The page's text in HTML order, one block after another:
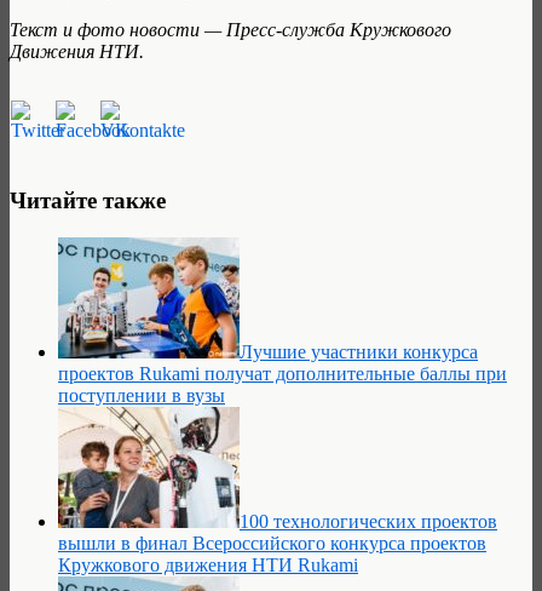
Текст и фото новости — Пресс-служба Кружкового
Движения НТИ.
Читайте также
Лучшие участники конкурса
проектов Rukami получат дополнительные баллы при
поступлении в вузы
100 технологических проектов
вышли в финал Всероссийского конкурса проектов
Кружкового движения НТИ Rukami